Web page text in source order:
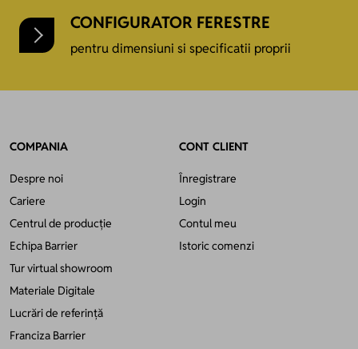
CONFIGURATOR FERESTRE
pentru dimensiuni si specificatii proprii
COMPANIA
Despre noi
Cariere
Centrul de producție
Echipa Barrier
Tur virtual showroom
Materiale Digitale
Lucrări de referință
Franciza Barrier
CONT CLIENT
Înregistrare
Login
Contul meu
Istoric comenzi